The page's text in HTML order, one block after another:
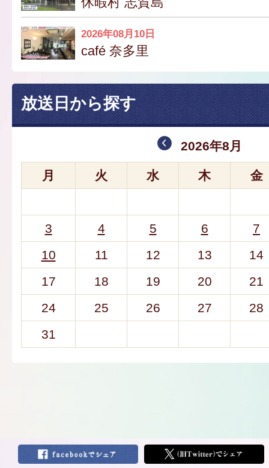
2026年08月10日
café 奈多里
放送日から探す
2026年8月
月 火 水 木 金
3 4 5 6
7
10
11 12 13
14
17
18 19 20
21
24
25 26 27
28
31